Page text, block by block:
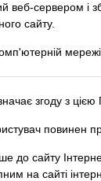
сервером і
сайту.
згоду з
повинен
до сайту
на сайті